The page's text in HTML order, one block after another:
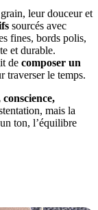
leur douceur et
sourcés avec
fines, bords polis,
et durable.
de composer un
traverser le temps.
conscience,
mais la
ton, l’équilibre